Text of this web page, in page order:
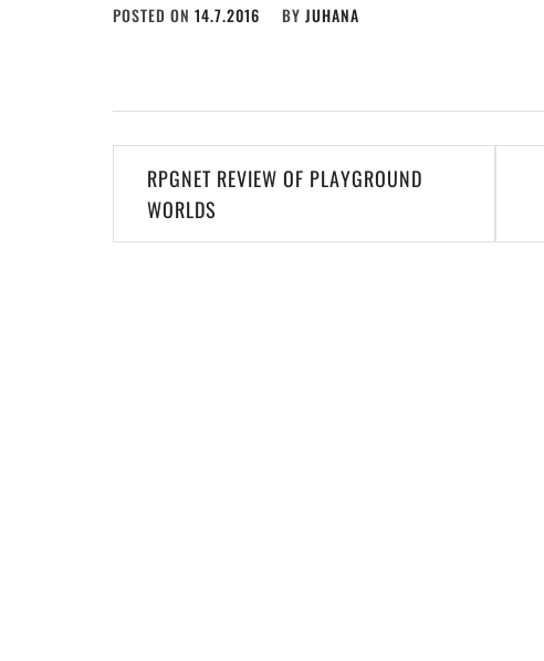
POSTED ON 14.7.2016 BY JUHANA
Post
navigation
RPGNET REVIEW OF PLAYGROUND
WORLDS